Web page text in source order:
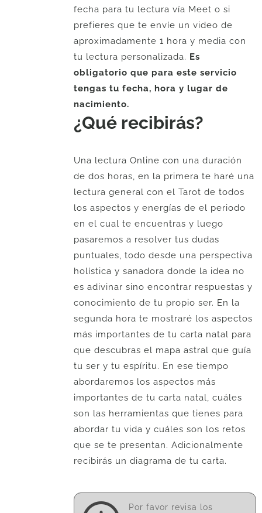
fecha para tu lectura vía Meet o si
prefieres que te envíe un video de
aproximadamente 1 hora y media con
tu lectura personalizada. Es
obligatorio que para este servicio
tengas tu fecha, hora y lugar de
nacimiento.
¿Qué recibirás?
Una lectura Online con una duración
de dos horas, en la primera te haré una
lectura general con el Tarot de todos
los aspectos y energías de el periodo
en el cual te encuentras y luego
pasaremos a resolver tus dudas
puntuales, todo desde una perspectiva
holística y sanadora donde la idea no
es adivinar sino encontrar respuestas y
conocimiento de tu propio ser. En la
segunda hora te mostraré los aspectos
más importantes de tu carta natal para
que descubras el mapa astral que guía
tu ser y tu espíritu. En ese tiempo
abordaremos los aspectos más
importantes de tu carta natal, cuáles
son las herramientas que tienes para
abordar tu vida y cuáles son los retos
que se te presentan. Adicionalmente
recibirás un diagrama de tu carta.
Por favor revisa los